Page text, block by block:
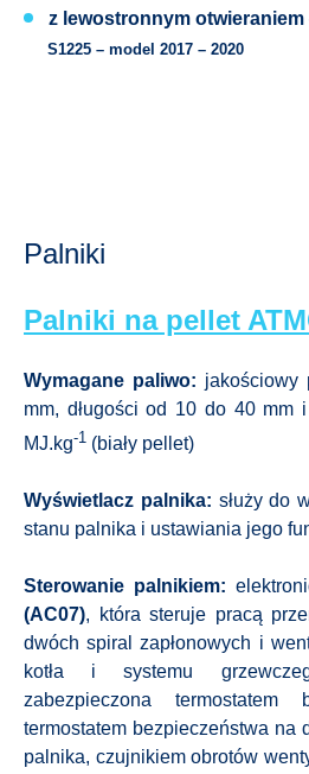
z lewostronnym otwieraniem
S1225 – model 2017 – 2020
Palniki
Palniki na pellet
Wymagane paliwo:
mm, długości od 10 do 40 mm
MJ.kg-1 (biały pellet)
Wyświetlacz palnika: służy do
stanu palnika i ustawiania jego
Sterowanie palnikiem:
(AC07), która steruje pracą
dwóch spiral zapłonowych i
kotła i systemu
zabezpieczona termostatem
termostatem bezpieczeństwa na
palnika, czujnikiem obrotów